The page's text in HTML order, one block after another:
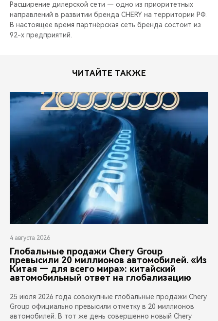
Расширение дилерской сети — одно из приоритетных
направлений в развитии бренда CHERY на территории РФ.
В настоящее время партнёрская сеть бренда состоит из
92-х предприятий.
ЧИТАЙТЕ ТАКЖЕ
4 августа 2026
Глобальные продажи Chery Group
превысили 20 миллионов автомобилей. «Из
Китая — для всего мира»: китайский
автомобильный ответ на глобализацию
25 июля 2026 года совокупные глобальные продажи Chery
Group официально превысили отметку в 20 миллионов
автомобилей. В тот же день совершенно новый Chery